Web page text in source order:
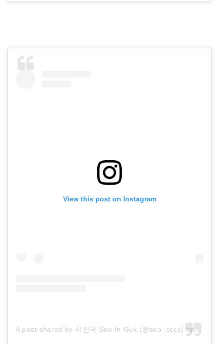
View this post on Instagram
A post shared by 서인국 Seo In Guk (@seo_cccc) on Oct